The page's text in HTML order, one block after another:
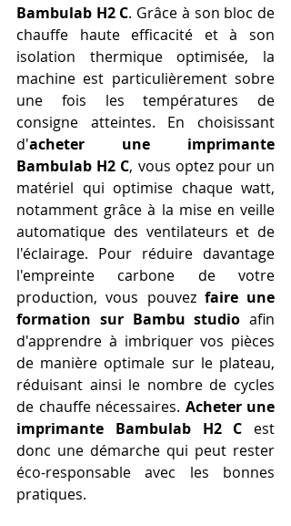
Bambulab H2 C. Grâce à son bloc de
chauffe haute efficacité et à son
isolation thermique optimisée, la
machine est particulièrement sobre
une fois les températures de
consigne atteintes. En choisissant
d'acheter une imprimante
Bambulab H2 C, vous optez pour un
matériel qui optimise chaque watt,
notamment grâce à la mise en veille
automatique des ventilateurs et de
l'éclairage. Pour réduire davantage
l'empreinte carbone de votre
production, vous pouvez faire une
formation sur Bambu studio afin
d'apprendre à imbriquer vos pièces
de manière optimale sur le plateau,
réduisant ainsi le nombre de cycles
de chauffe nécessaires. Acheter une
imprimante Bambulab H2 C est
donc une démarche qui peut rester
éco-responsable avec les bonnes
pratiques.